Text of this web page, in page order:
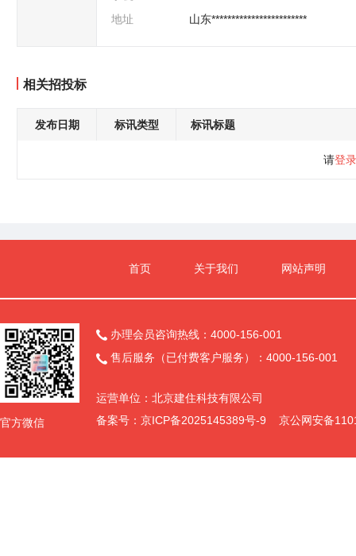
地址
山东************************
相关招投标
发布日期 标讯类型 标讯标题
请登录
首页 关于我们 网站声明
官方微信
 办理会员咨询热线：4000-156-001
 售后服务（已付费客户服务）：4000-156-001
运营单位：北京建住科技有限公司
备案号： 京ICP备2025145389号-9 京公网安备